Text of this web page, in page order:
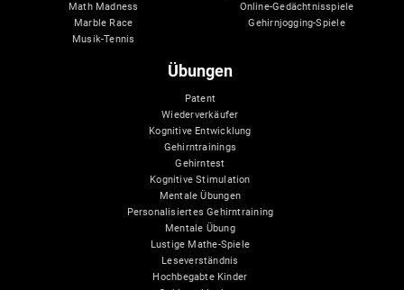
Math Madness
Marble Race
Musik-Tennis
Online-Gedächtnisspiele
Gehirnjogging-Spiele
Übungen
Patent
Wiederverkäufer
Kognitive Entwicklung
Gehirntrainings
Gehirntest
Kognitive Stimulation
Mentale Übungen
Personalisiertes Gehirntraining
Mentale Übung
Lustige Mathe-Spiele
Leseverständnis
Hochbegabte Kinder